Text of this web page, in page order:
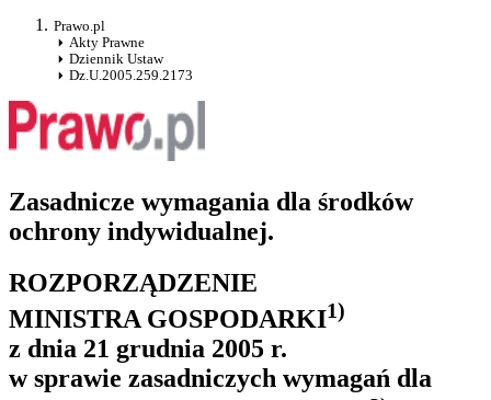
Prawo.pl
Akty Prawne
Dziennik Ustaw
Dz.U.2005.259.2173
Zasadnicze wymagania dla środków
ochrony indywidualnej.
ROZPORZĄDZENIE
MINISTRA GOSPODARKI1)
z dnia 21 grudnia 2005 r.
w sprawie zasadniczych wymagań dla